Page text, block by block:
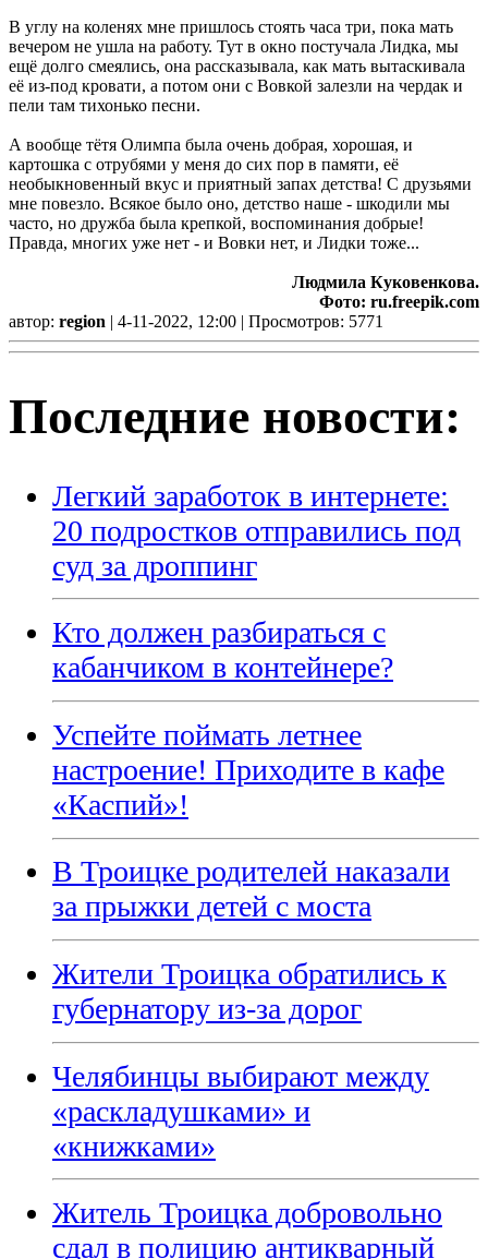
В углу на коленях мне пришлось стоять часа три, пока мать
вечером не ушла на работу. Тут в окно постучала Лидка, мы
ещё долго смеялись, она рассказывала, как мать вытаскивала
её из-под кровати, а потом они с Вовкой залезли на чердак и
пели там тихонько песни.
А вообще тётя Олимпа была очень добрая, хорошая, и
картошка с отрубями у меня до сих пор в памяти, её
необыкновенный вкус и приятный запах детства! С друзьями
мне повезло. Всякое было оно, детство наше - шкодили мы
часто, но дружба была крепкой, воспоминания добрые!
Правда, многих уже нет - и Вовки нет, и Лидки тоже...
Людмила Куковенкова.
Фото: ru.freepik.com
автор: region | 4-11-2022, 12:00 | Просмотров: 5771
Последние новости:
Легкий заработок в интернете:
20 подростков отправились под
суд за дроппинг
Кто должен разбираться с
кабанчиком в контейнере?
Успейте поймать летнее
настроение! Приходите в кафе
«Каспий»!
В Троицке родителей наказали
за прыжки детей с моста
Жители Троицка обратились к
губернатору из-за дорог
Челябинцы выбирают между
«раскладушками» и
«книжками»
Житель Троицка добровольно
сдал в полицию антикварный